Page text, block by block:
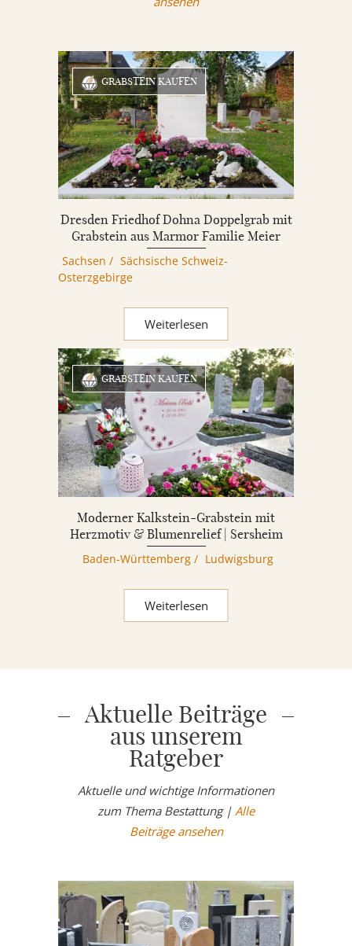
GRABSTEIN KAUFEN
Dresden Friedhof Dohna Doppelgrab mit
Grabstein aus Marmor Familie Meier
Sachsen / Sächsische Schweiz-
Osterzgebirge
Weiterlesen
GRABSTEIN KAUFEN
Moderner Kalkstein-Grabstein mit
Herzmotiv & Blumenrelief | Sersheim
Baden-Württemberg / Ludwigsburg
Weiterlesen
Aktuelle Beiträge
aus unserem
Ratgeber
Aktuelle und wichtige Informationen
zum Thema Bestattung | Alle
Beiträge ansehen